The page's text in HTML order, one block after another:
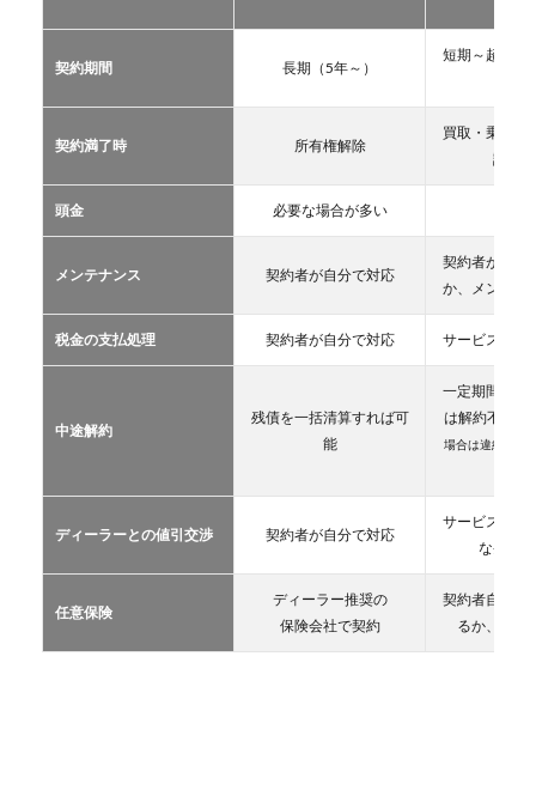
サー
TOP
2.1
ブス
クリ
2.2
カー
リー
カー
ング
2.4
ー
契約期間 長期（5年～）
短期～超長期
契約満了時 所有権解除
買取・乗換・
譲渡
頭金 必要な場合が多い
メンテナンス 契約者が自分で対応
契約者が自分
か、メンテン
税金の支払処理 契約者が自分で対応 サービス提供
中途解約
残債を一括清算すれば可
能
一定期間が経
は解約不可
場合は違約金や
ディーラーとの値引交渉 契約者が自分で対応
サービス提供
な条件
任意保険
ディーラー推奨の
保険会社で契約
契約者自が自
るか、契約